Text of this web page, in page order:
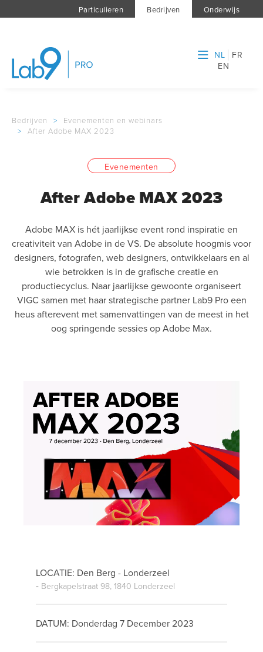
Particulieren Bedrijven Onderwijs
NL
FR
EN
Bedrijven >
Evenementen en webinars
>
After Adobe MAX 2023
Evenementen
After Adobe MAX 2023
Adobe MAX is hét jaarlijkse event rond inspiratie en
creativiteit van Adobe in de VS. De absolute hoogmis voor
designers, fotografen, web designers, ontwikkelaars en al
wie betrokken is in de grafische creatie en
productiecyclus. Naar jaarlijkse gewoonte organiseert
VIGC samen met haar strategische partner Lab9 Pro een
heus afterevent met samenvattingen van de meest in het
oog springende sessies op Adobe Max.
LOCATIE: Den Berg - Londerzeel
- Bergkapelstraat 98, 1840 Londerzeel
DATUM: Donderdag 7 December 2023